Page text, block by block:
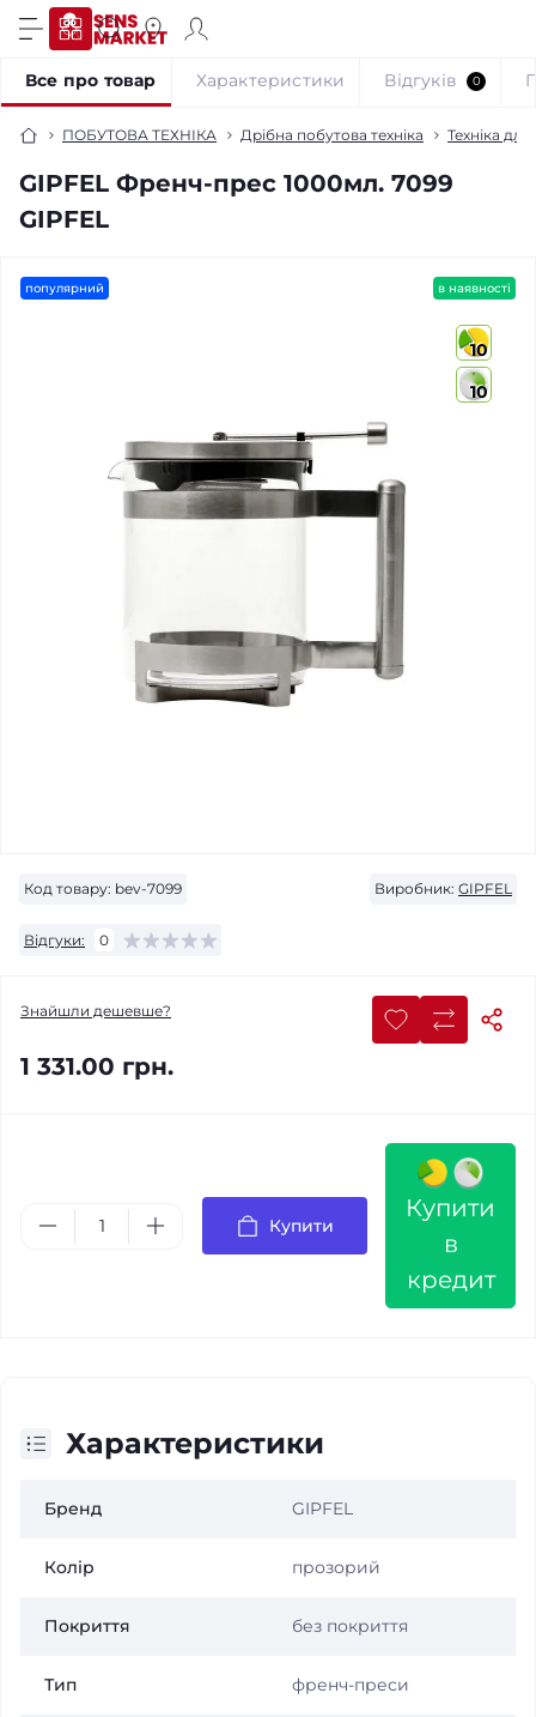
ПОБУТОВА ТЕХНІКА Дрібна побутова техніка Техніка для
GIPFEL Френч-прес 1000мл. 7099
GIPFEL
Все про товар Характеристики Відгуків 0
популярний в наявності
10
10
Код товару: bev-7099 Виробник: GIPFEL
Відгуки: 0
Знайшли дешевше?
1 331.00 грн.
Купити
Купити
в
кредит
Характеристики
Бренд GIPFEL
Колір прозорий
Покриття без покриття
Тип френч-преси